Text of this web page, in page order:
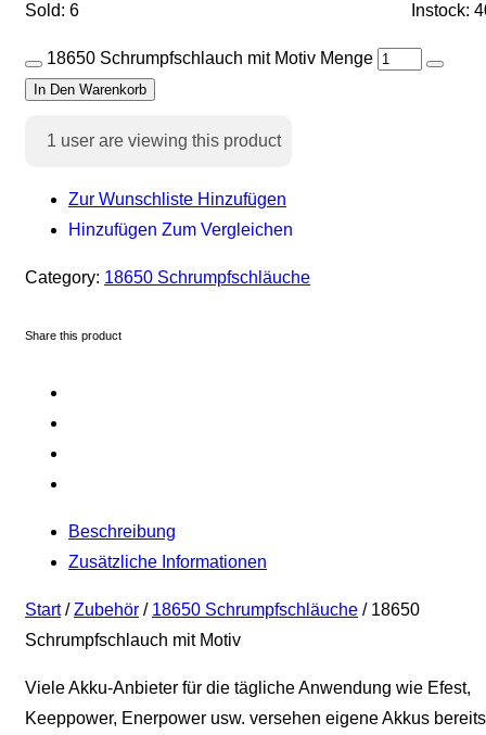
Sold: 6 Instock:
18650 Schrumpfschlauch mit Motiv Menge
In Den Warenkorb
1 user are viewing this product
Zur Wunschliste Hinzufügen
Hinzufügen Zum Vergleichen
Category: 18650 Schrumpfschläuche
Share this product
Beschreibung
Zusätzliche Informationen
Start/Zubehör / 18650 Schrumpfschläuche / 18650
Schrumpfschlauch mit Motiv
Viele Akku-Anbieter für die tägliche Anwendung wie Efest,
Keeppower, Enerpower usw. versehen eigene Akkus bereits